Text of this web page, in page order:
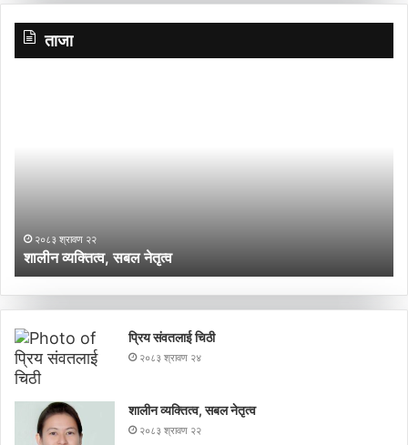
ताजा
२०८३ श्रावण २२
शालीन व्यक्तित्व, सबल नेतृत्व
प्रिय संवतलाई चिठी
२०८३ श्रावण २४
शालीन व्यक्तित्व, सबल नेतृत्व
२०८३ श्रावण २२